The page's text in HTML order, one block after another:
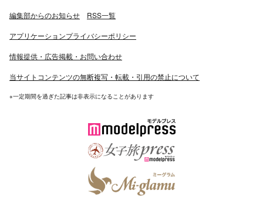
編集部からのお知らせ RSS一覧
アプリケーションプライバシーポリシー
情報提供・広告掲載・お問い合わせ
当サイトコンテンツの無断複写・転載・引用の禁止について
※一定期間を過ぎた記事は非表示になることがあります